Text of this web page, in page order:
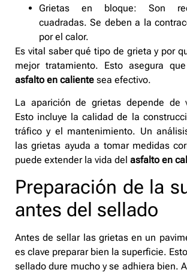
Grietas en bloque: Son
cuadradas. Se deben a la
por el calor.
Es vital saber qué tipo de grieta y por
mejor tratamiento. Esto asegura
asfalto en caliente sea efectivo.
La aparición de grietas depende de
Esto incluye la calidad de la
tráfico y el mantenimiento. Un
las grietas ayuda a tomar medidas
puede extender la vida del asfalto en
Preparación de la
antes del sellado
Antes de sellar las grietas en un
es clave preparar bien la superficie.
sellado dure mucho y se adhiera bien.